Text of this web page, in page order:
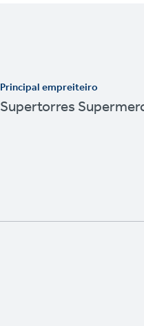
Principal empreiteiro
Supertorres